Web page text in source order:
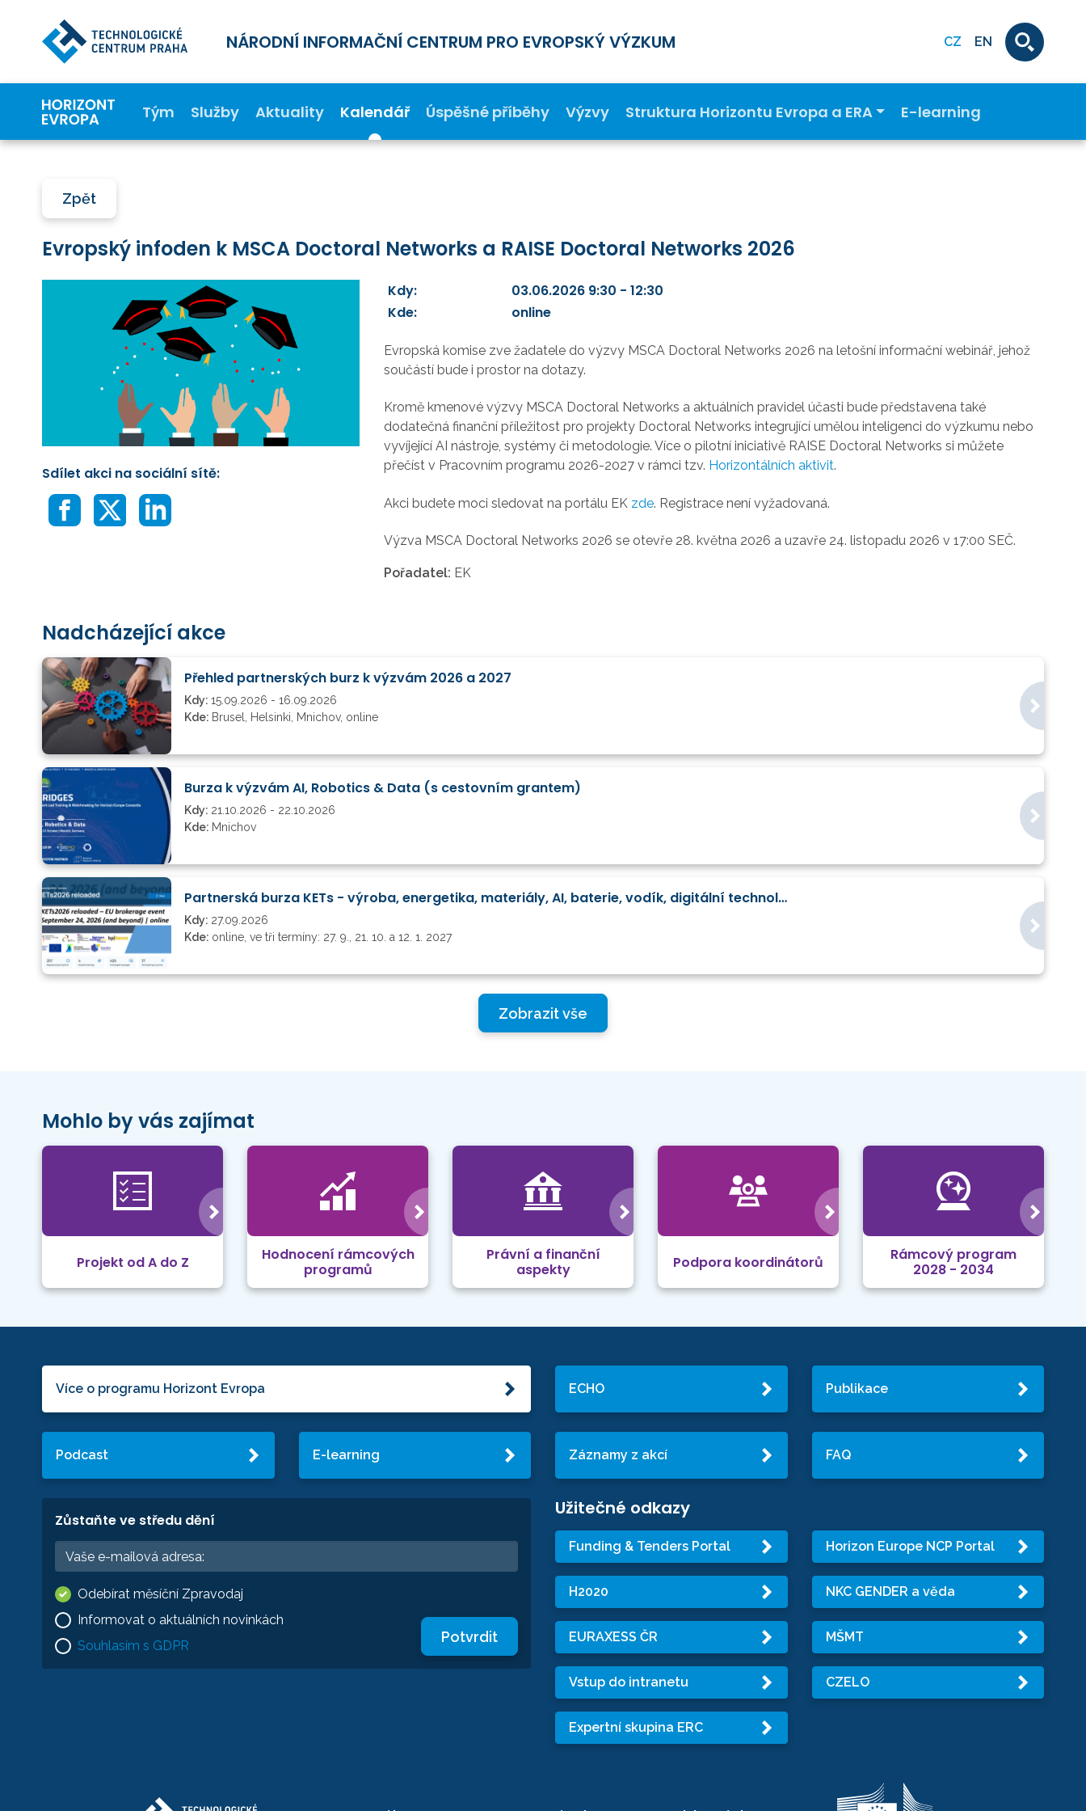
NÁRODNÍ INFORMAČNÍ CENTRUM PRO EVROPSKÝ VÝZKUM CZ EN
Tým Služby Aktuality Kalendář Úspěšné příběhy Výzvy Struktura Horizontu Evropa a ERA E-learning
Zpět
Evropský infoden k MSCA Doctoral Networks a RAISE Doctoral Networks 2026
Sdílet akci na sociální sítě:
Kdy:
03.06.2026 9:30 - 12:30
Kde:
online
Evropská komise zve žadatele do výzvy MSCA Doctoral Networks 2026 na letošní informační webinář, jehož
součástí bude i prostor na dotazy.
Kromě kmenové výzvy MSCA Doctoral Networks a aktuálních pravidel účasti bude představena také
dodatečná finanční příležitost pro projekty Doctoral Networks integrující umělou inteligenci do výzkumu nebo
vyvíjející AI nástroje, systémy či metodologie. Více o pilotní iniciativě RAISE Doctoral Networks si můžete
přečíst v Pracovním programu 2026-2027 v rámci tzv. Horizontálních aktivit.
Akci budete moci sledovat na portálu EK zde. Registrace není vyžadovaná.
Výzva MSCA Doctoral Networks 2026 se otevře 28. května 2026 a uzavře 24. listopadu 2026 v 17:00 SEČ.
Pořadatel: EK
Nadcházející akce
Přehled partnerských burz k výzvám 2026 a 2027
Kdy: 15.09.2026 - 16.09.2026
Kde: Brusel, Helsinki, Mnichov, online
Burza k výzvám AI, Robotics & Data (s cestovním grantem)
Kdy: 21.10.2026 - 22.10.2026
Kde: Mnichov
Partnerská burza KETs - výroba, energetika, materiály, AI, baterie, vodík, digitální technologie
Kdy: 27.09.2026
Kde: online, ve tři termíny: 27. 9., 21. 10. a 12. 1. 2027
Zobrazit vše
Mohlo by vás zajímat
Projekt od A do Z
Hodnocení rámcových
programů
Právní a finanční
aspekty
Podpora koordinátorů
Rámcový program
2028 - 2034
Více o programu Horizont Evropa
Podcast E-learning
Zůstaňte ve středu dění
Odebírat měsíční Zpravodaj
Informovat o aktuálních novinkách
Souhlasím s GDPR
Potvrdit
ECHO Publikace
Záznamy z akcí FAQ
Užitečné odkazy
Funding & Tenders Portal Horizon Europe NCP Portal
H2020 NKC GENDER a věda
EURAXESS ČR MŠMT
Vstup do intranetu CZELO
Expertní skupina ERC